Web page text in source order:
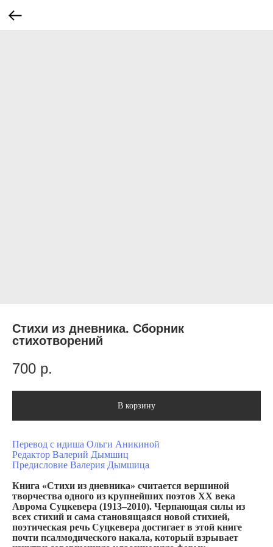
Стихи из дневника. Сборник
стихотворений
700 р.
В корзину
Перевод с идиша Ольги Аникиной
Редактор Валерий Дымшиц
Предисловие Валерия Дымшица
Книга «Стихи из дневника» считается вершиной
творчества одного из крупнейших поэтов ХХ века
Аврома Суцкевера (1913–2010). Черпающая силы из
всех стихий и сама становящаяся новой стихией,
поэтическая речь Суцкевера достигает в этой книге
почти псалмодического накала, который взрывает